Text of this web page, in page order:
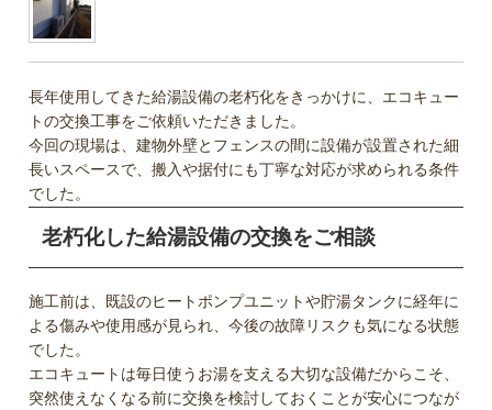
長年使用してきた給湯設備の老朽化をきっかけに、エコキュー
トの交換工事をご依頼いただきました。
今回の現場は、建物外壁とフェンスの間に設備が設置された細
長いスペースで、搬入や据付にも丁寧な対応が求められる条件
でした。
老朽化した給湯設備の交換をご相談
施工前は、既設のヒートポンプユニットや貯湯タンクに経年に
よる傷みや使用感が見られ、今後の故障リスクも気になる状態
でした。
エコキュートは毎日使うお湯を支える大切な設備だからこそ、
突然使えなくなる前に交換を検討しておくことが安心につなが